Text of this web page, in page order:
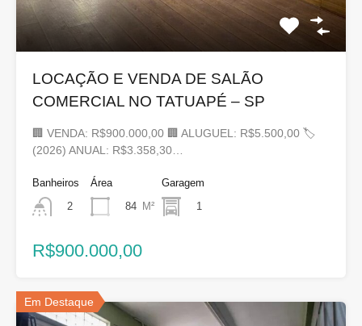
LOCAÇÃO E VENDA DE SALÃO
COMERCIAL NO TATUAPÉ – SP
🏢 VENDA: R$900.000,00 🏢 ALUGUEL: R$5.500,00 🏷
(2026) ANUAL: R$3.358,30…
Banheiros
2
Área
84 M²
Garagem
1
R$900.000,00
Em Destaque